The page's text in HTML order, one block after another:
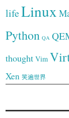
lifeLinux
Python QA
thought Vim
Xen 笑遍世界